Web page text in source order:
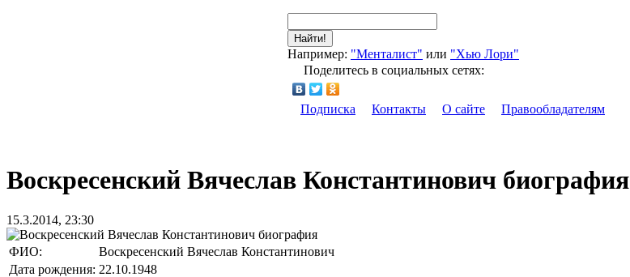
Найти!
Например: "Менталист" или "Хью Лори"
Поделитесь в социальных сетях:
Подписка Контакты О сайте Правообладателям
Воскресенский Вячеслав Константинович биография
15.3.2014, 23:30
ФИО:
Воскресенский Вячеслав Константинович
Дата рождения: 22.10.1948